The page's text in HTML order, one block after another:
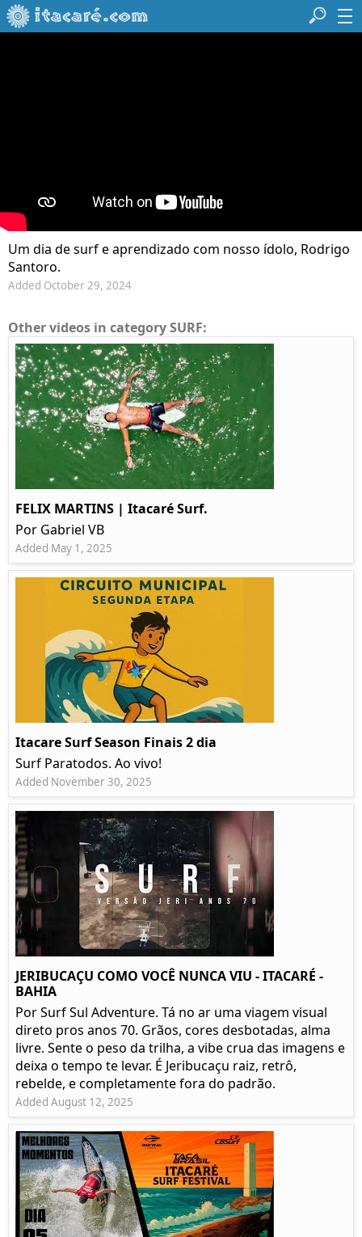
Um dia de surf e aprendizado com nosso ídolo, Rodrigo
Santoro.
Added October 29, 2024
Other videos in category SURF:
FELIX MARTINS | Itacaré Surf.
Por Gabriel VB
Added May 1, 2025
Itacare Surf Season Finais 2 dia
Surf Paratodos. Ao vivo!
Added November 30, 2025
JERIBUCAÇU COMO VOCÊ NUNCA VIU - ITACARÉ -
BAHIA
Por Surf Sul Adventure. Tá no ar uma viagem visual
direto pros anos 70. Grãos, cores desbotadas, alma
livre. Sente o peso da trilha, a vibe crua das imagens e
deixa o tempo te levar. É Jeribucaçu raiz, retrô,
rebelde, e completamente fora do padrão.
Added August 12, 2025